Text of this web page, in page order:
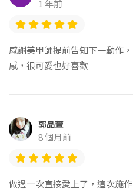
1 年前
感謝美甲師提前告知下一動作
感，很可愛也好喜歡
郭品萱
8 個月前
做過一次直接愛上了，這次施